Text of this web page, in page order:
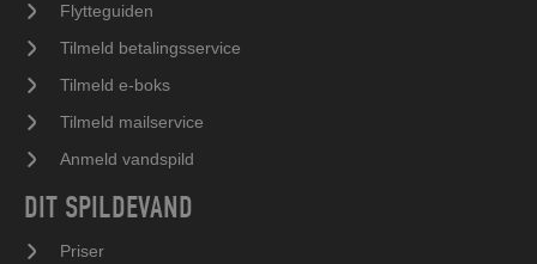
Flytteguiden
Tilmeld betalingsservice
Tilmeld e-boks
Tilmeld mailservice
Anmeld vandspild
DIT SPILDEVAND
Priser